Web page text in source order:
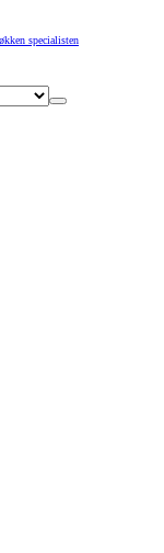
specialisten